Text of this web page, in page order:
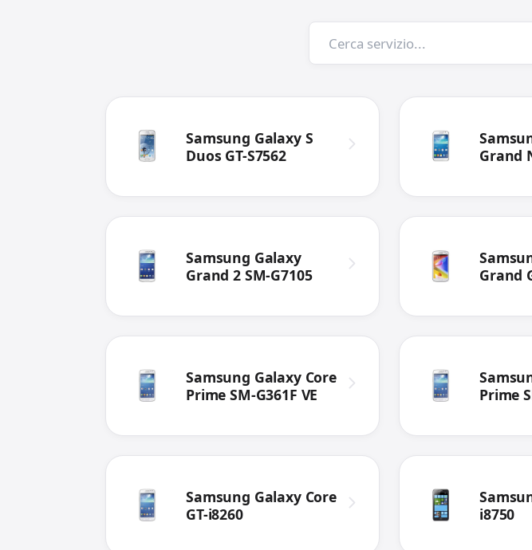
Samsung Galaxy S
Duos GT-S7562
Grand
Samsung Galaxy
Grand 2 SM-G7105
Grand
Samsung Galaxy Core
Prime SM-G361F VE
Prime
Samsung Galaxy Core
GT-i8260
i8750